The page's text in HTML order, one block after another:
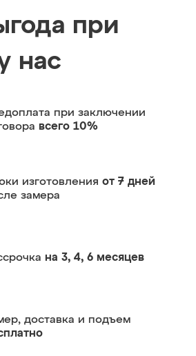
при
нас
при заключении
всего 10%
изготовления от 7 дней
замера
на 3, 4, 6 месяцев
доставка и подъем